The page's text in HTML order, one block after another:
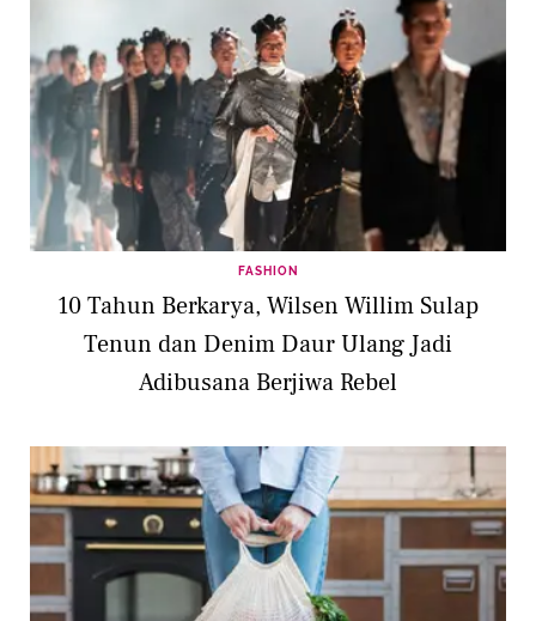
FASHION
10 Tahun Berkarya, Wilsen Willim Sulap
Tenun dan Denim Daur Ulang Jadi
Adibusana Berjiwa Rebel